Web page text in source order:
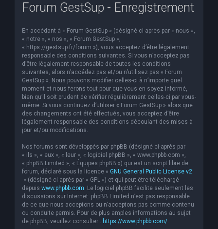
Forum GestSup - Enregistrement
En accédant à « Forum GestSup » (désigné ci-après par « nous »,
« notre », « nos », « Forum GestSup »,
« https://gestsup.fr/forum »), vous acceptez d’être légalement
responsable des conditions suivantes. Si vous n’acceptez pas
d’être légalement responsable de toutes les conditions
suivantes, alors n’accédez pas et/ou n’utilisez pas « Forum
GestSup ». Nous pouvons modifier celles-ci à n’importe quel
moment et nous ferons tout pour que vous en soyez informé,
bien qu’il soit prudent de vérifier régulièrement celles-ci par vous-
même. Si vous continuez d’utiliser « Forum GestSup » alors que
des changements ont été effectués, vous acceptez d’être
légalement responsable des conditions découlant des mises à
jour et/ou modifications.
Nos forums sont développés par phpBB (désigné ci-après par
« ils », « eux », « leur », « logiciel phpBB », « www.phpbb.com »,
« phpBB Limited », « Équipes phpBB ») qui est un script libre de
forum, déclaré sous la licence « GNU General Public License v2
» (désigné ci-après par « GPL ») et qui peut être téléchargé
depuis www.phpbb.com. Le logiciel phpBB facilite seulement les
discussions sur Internet. phpBB Limited n’est pas responsable
de ce que nous acceptons ou n’acceptons pas comme contenu
ou conduite permis. Pour de plus amples informations au sujet
de phpBB, veuillez consulter : https://www.phpbb.com/.